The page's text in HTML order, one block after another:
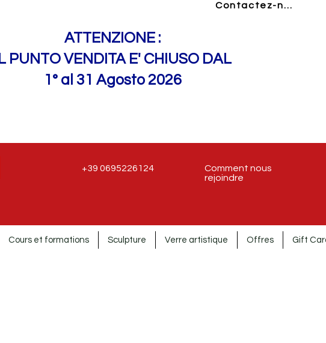
Contactez-nous
ATTENZIONE :
IL PUNTO VENDITA E' CHIUSO DAL
1° al 31 Agosto 2026
+39 0695226124
Comment nous
rejoindre
Cours et formations Sculpture Verre artistique Offres Gift